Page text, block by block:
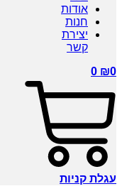
אודות
חנות
יצירת
קשר
₪0
0
עגלת קניות